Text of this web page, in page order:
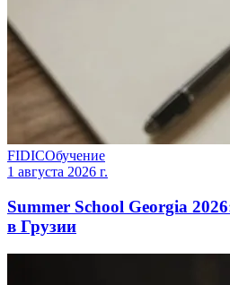
FIDICОбучение
1 августа 2026 г.
Summer School Georgia
в Грузии